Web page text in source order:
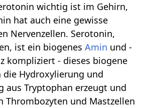
wichtig ist im Gehirn,
hat auch eine gewisse
Nervenzellen. Serotonin,
ist ein biogenesAmin und -
kompliziert - dieses biogene
Hydroxylierung und
aus Tryptophan erzeugt und
Thrombozyten und Mastzellen